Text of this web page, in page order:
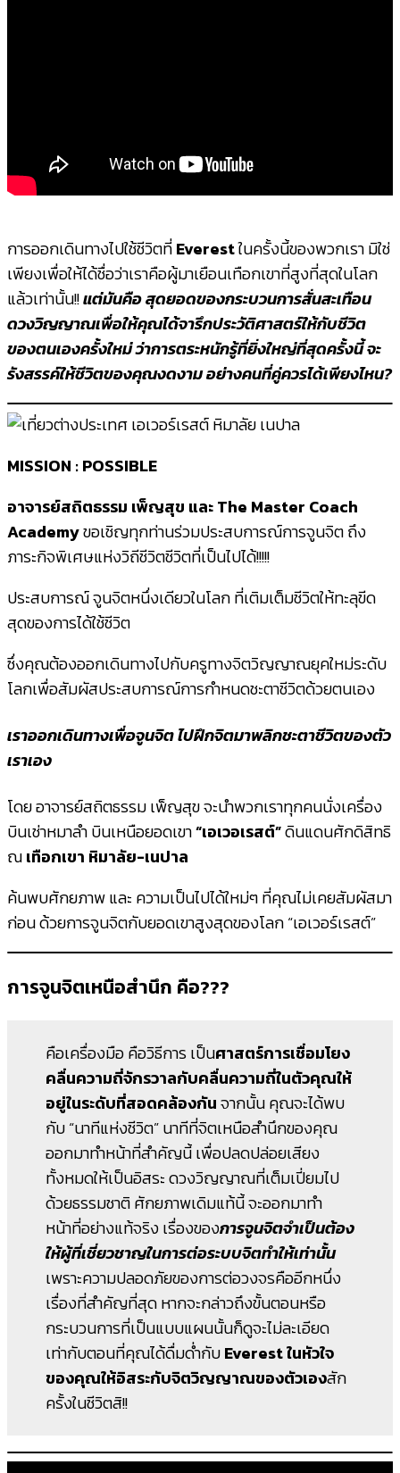
การออกเดินทางไปใช้ชีวิตที่Everestในครั้งนี้ของพวกเรา มิใช่
เพียงเพื่อให้ได้ชื่อว่าเราคือผู้มาเยือนเทือกเขาที่สูงที่สุดในโลก
แล้วเท่านั้น!!แต่มันคือ สุดยอดของกระบวนการสั่นสะเทือน
ดวงวิญญาณเพื่อให้คุณได้จารึกประวัติศาสตร์ให้กับชีวิต
ของตนเองครั้งใหม่ ว่าการตระหนักรู้ที่ยิ่งใหญ่ที่สุดครั้งนี้ จะ
รังสรรค์ให้ชีวิตของคุณงดงาม อย่างคนที่คู่ควรได้เพียงไหน?
MISSION : POSSIBLE
อาจารย์สถิตธรรม เพ็ญสุข และ The Master Coach
Academyขอเชิญทุกท่านร่วมประสบการณ์การจูนจิต ถึง
ภาระกิจพิเศษแห่งวิถีชีวิตชีวิตที่เป็นไปได้!!!!!
ประสบการณ์ จูนจิตหนึ่งเดียวในโลก ที่เติมเต็มชีวิตให้ทะลุขีด
สุดของการได้ใช้ชีวิต
ซึ่งคุณต้องออกเดินทางไปกับครูทางจิตวิญญาณยุคใหม่ระดับ
โลกเพื่อสัมผัสประสบการณ์การกำหนดชะตาชีวิตด้วยตนเอง
เราออกเดินทางเพื่อจูนจิต ไปฝึกจิตมาพลิกชะตาชีวิตของตัว
เราเอง
โดย อาจารย์สถิตธรรม เพ็ญสุข จะนำพวกเราทุกคนนั่งเครื่อง
บินเช่าหมาลำ บินเหนือยอดเขา“เอเวอเรสต์”ดินแดนศักดิสิทธิ
ณเทือกเขา หิมาลัย-เนปาล
ค้นพบศักยภาพ และ ความเป็นไปได้ใหม่ๆ ที่คุณไม่เคยสัมผัสมา
ก่อน ด้วยการจูนจิตกับยอดเขาสูงสุดของโลก “เอเวอร์เรสต์”
การจูนจิตเหนือสำนึก คือ???
คือเครื่องมือ คือวิธีการ เป็นศาสตร์การเชื่อมโยง
คลื่นความถี่จักรวาลกับคลื่นความถี่ในตัวคุณให้
อยู่ในระดับที่สอดคล้องกันจากนั้น คุณจะได้พบ
กับ “นาทีแห่งชีวิต” นาทีที่จิตเหนือสำนึกของคุณ
ออกมาทำหน้าที่สำคัญนี้ เพื่อปลดปล่อยเสียง
ทั้งหมดให้เป็นอิสระ ดวงวิญญาณที่เต็มเปี่ยมไป
ด้วยธรรมชาติ ศักยภาพเดิมแท้นี้ จะออกมาทำ
หน้าที่อย่างแท้จริง เรื่องของการจูนจิตจำเป็นต้อง
ให้ผู้ที่เชี่ยวชาญในการต่อระบบจิตทำให้เท่านั้น
เพราะความปลอดภัยของการต่อวงจรคืออีกหนึ่ง
เรื่องที่สำคัญที่สุด หากจะกล่าวถึงขั้นตอนหรือ
กระบวนการที่เป็นแบบแผนนั้นก็ดูจะไม่ละเอียด
เท่ากับตอนที่คุณได้ดื่มด่ำกับEverest ในหัวใจ
ของคุณให้อิสระกับจิตวิญญาณของตัวเองสัก
ครั้งในชีวิตสิ!!